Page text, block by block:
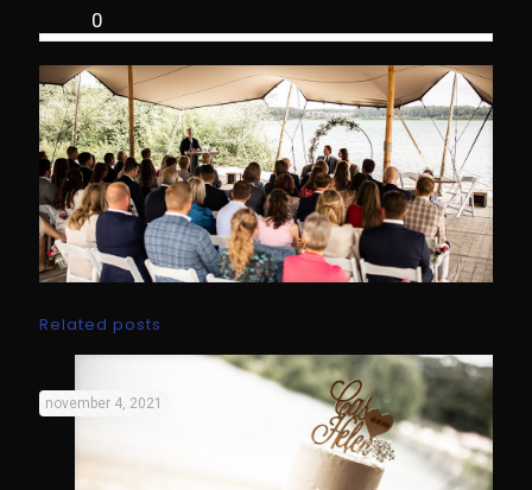
0
Related posts
november 4, 2021